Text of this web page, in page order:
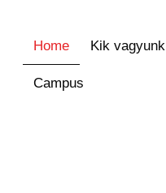
Home Kik vagyunk
Campus